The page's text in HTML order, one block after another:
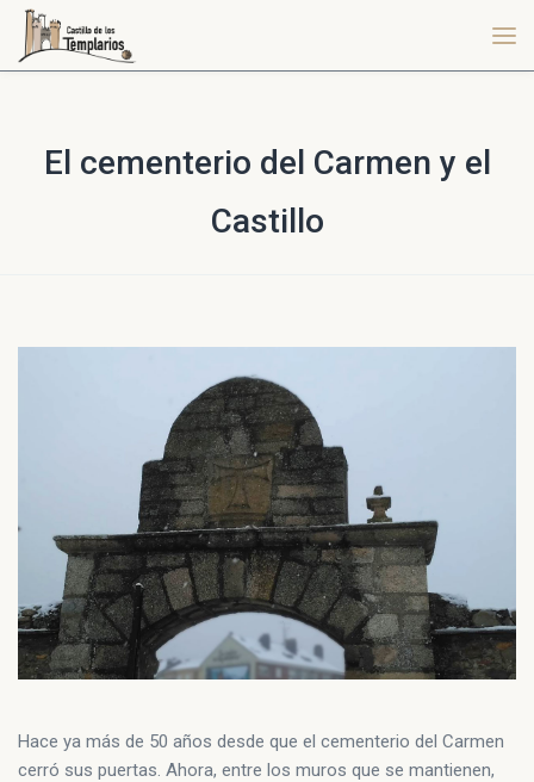
El cementerio del Carmen y el
Castillo
Hace ya más de 50 años desde que el cementerio del Carmen
cerró sus puertas. Ahora, entre los muros que se mantienen,